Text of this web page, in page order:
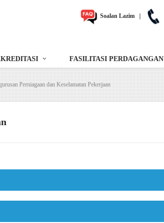
Soalan Lazim
FASILITASI PERDAGANGAN
Perniagaan dan Keselamatan Pekerjaan